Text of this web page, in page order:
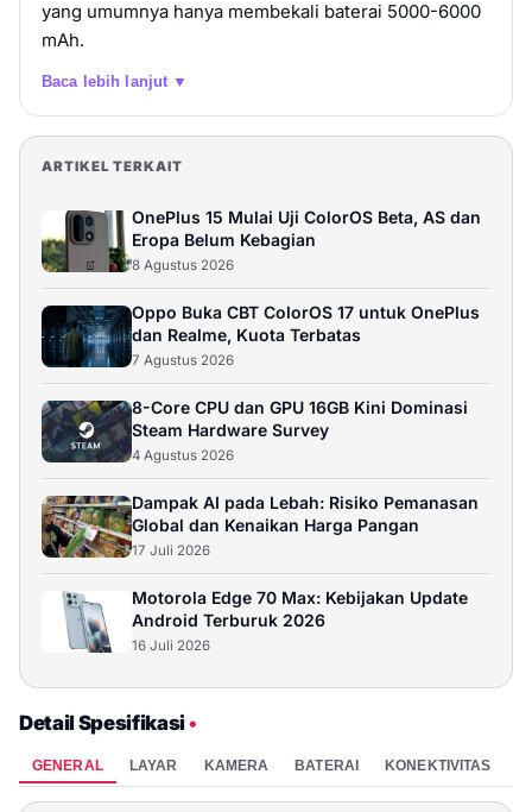
yang umumnya hanya membekali baterai 5000-6000
mAh.
Baca lebih lanjut ▼
ARTIKEL TERKAIT
OnePlus 15 Mulai Uji ColorOS Beta, AS dan
Eropa Belum Kebagian
8 Agustus 2026
Oppo Buka CBT ColorOS 17 untuk OnePlus
dan Realme, Kuota Terbatas
7 Agustus 2026
8-Core CPU dan GPU 16GB Kini Dominasi
Steam Hardware Survey
4 Agustus 2026
Dampak AI pada Lebah: Risiko Pemanasan
Global dan Kenaikan Harga Pangan
17 Juli 2026
Motorola Edge 70 Max: Kebijakan Update
Android Terburuk 2026
16 Juli 2026
Detail Spesifikasi•
GENERAL LAYAR KAMERA BATERAI KONEKTIVITAS